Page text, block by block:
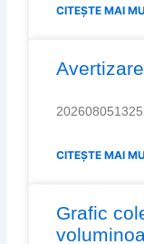
CITEȘTE MAI
CITEȘTE MAI
Grafic